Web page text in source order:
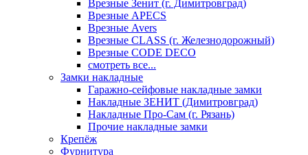
Врезные Зенит (г. Димитровград)
Врезные APECS
Врезные Avers
Врезные CLASS (г. Железнодорожный)
Врезные CODE DECO
смотреть все...
Замки накладные
Гаражно-сейфовые накладные замки
Накладные ЗЕНИТ (Димитровград)
Накладные Про-Сам (г. Рязань)
Прочие накладные замки
Крепёж
Фурнитура